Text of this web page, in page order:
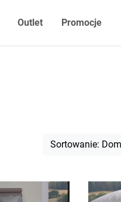
Outlet Promocje
Sortowanie: